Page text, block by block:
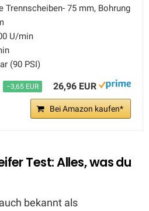
Trennscheiben- 75 mm, Bohrung
U/min
(90 PSI)
−3,65 EUR 26,96 EUR
Bei Amazon kaufen*
Test: Alles, was du
bekannt als